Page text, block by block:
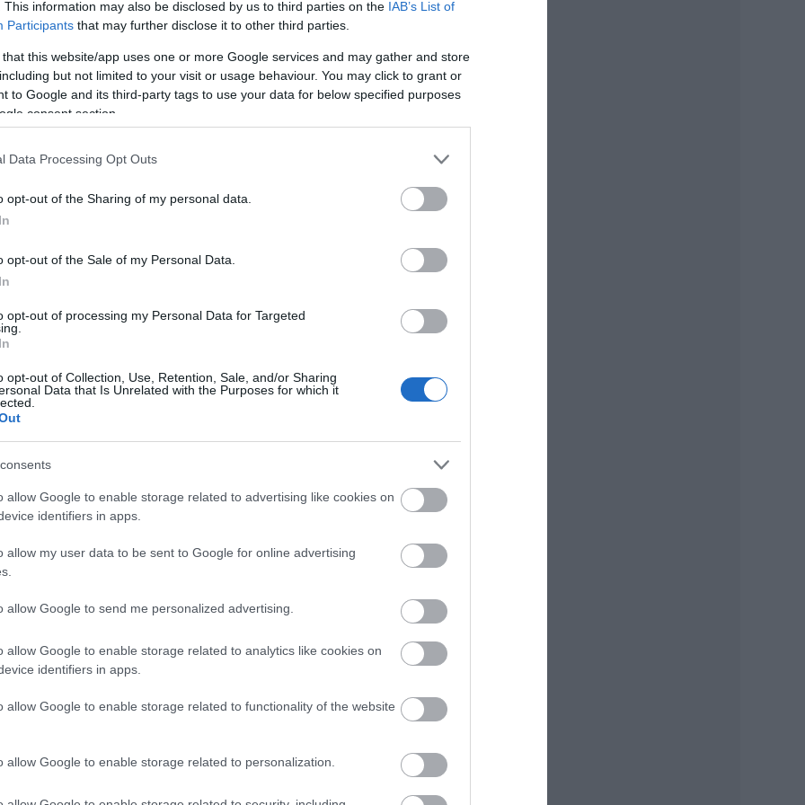
This information may also be disclosed by us to third parties on the IAB’s List of
Participants that may further disclose it to other third parties.
that this website/app uses one or more Google services and may gather and store
but not limited to your visit or usage behaviour. You may click to grant or
to Google and its third-party tags to use your data for below specified purposes
consent section.
Data Processing Opt Outs
opt-out of the Sharing of my personal data.
opt-out of the Sale of my Personal Data.
opt-out of processing my Personal Data for Targeted
opt-out of Collection, Use, Retention, Sale, and/or Sharing
Data that Is Unrelated with the Purposes for which it
allow Google to enable storage related to advertising like cookies on
identifiers in apps.
allow my user data to be sent to Google for online advertising
allow Google to send me personalized advertising.
allow Google to enable storage related to analytics like cookies on
identifiers in apps.
allow Google to enable storage related to functionality of the website
allow Google to enable storage related to personalization.
Éder Vera
Magda: Az Őz c. darabjában.
csodás zenetanár, aki zongoraleckéket ad, és
szimbiózisban él Encsy Eszter apukájával. Ebben
figyelni a gyerekükre, furcsa idegen lesz Eszter
örökölhette a művészi vénát, hiszen színésznő
életében. A másik szerepem Juli, a mindenes
Ő egy kicsit morózus, alázatos női figura, aki egy
mindenesként. Ő egy egyszerűbb teremtés a
olvastam, mert nem emlékeztem mindenre.
monológ, de ebben az előadásban megjelennek a
Nagyon megszerettem ezt a kisregényt. Biztos
az olvasásához, mert a színpadi adaptáció nem